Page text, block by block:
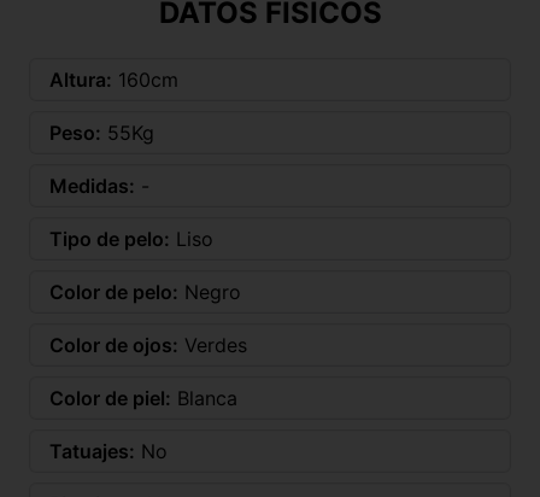
DATOS FÍSICOS
Altura: 160cm
Peso: 55Kg
Medidas: -
Tipo de pelo: Liso
Color de pelo: Negro
Color de ojos: Verdes
Color de piel: Blanca
Tatuajes: No